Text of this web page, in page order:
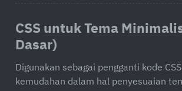
CSS untuk Tema
Dasar)
Digunakan sebagai pengganti kode
kemudahan dalam hal penyesuaian